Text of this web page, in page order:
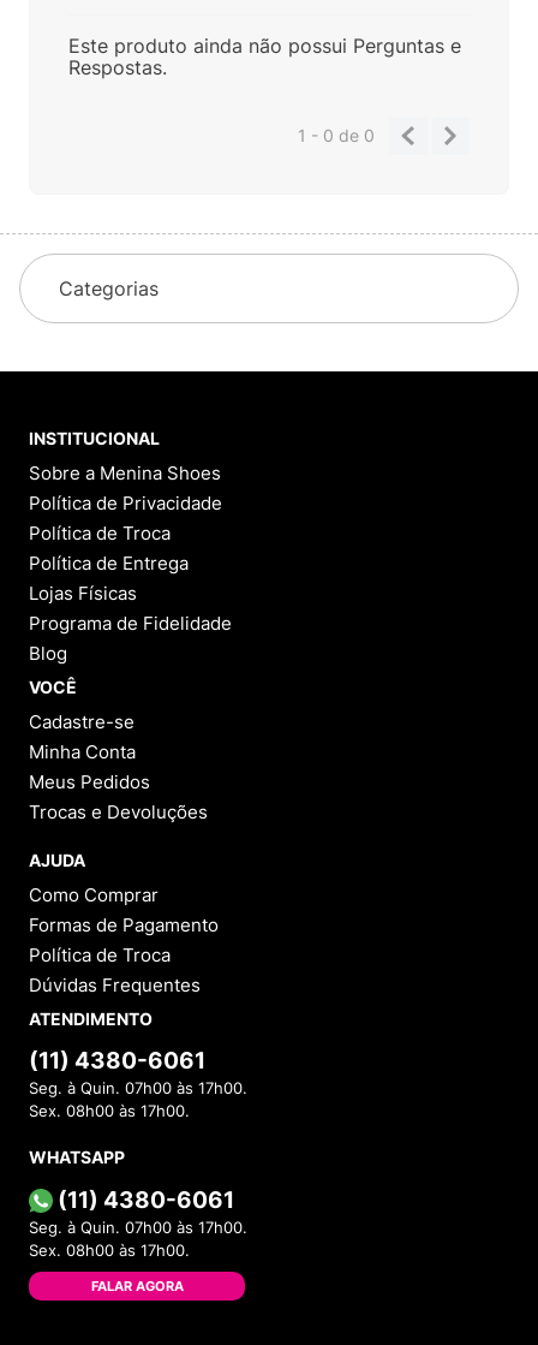
Este produto ainda não possui Perguntas e
Respostas.
1 - 0de 0
Categorias
INSTITUCIONAL
Sobre a Menina Shoes
Política de Privacidade
Política de Troca
Política de Entrega
Lojas Físicas
Programa de Fidelidade
Blog
VOCÊ
Cadastre-se
Minha Conta
Meus Pedidos
Trocas e Devoluções
AJUDA
Como Comprar
Formas de Pagamento
Política de Troca
Dúvidas Frequentes
ATENDIMENTO
(11) 4380-6061
Seg. à Quin. 07h00 às 17h00.
Sex. 08h00 às 17h00.
WHATSAPP
(11) 4380-6061
Seg. à Quin. 07h00 às 17h00.
Sex. 08h00 às 17h00.
FALAR AGORA